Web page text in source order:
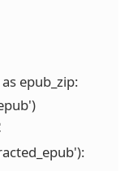
epub_zip: